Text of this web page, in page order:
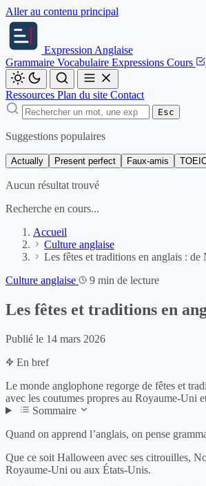
Aller au contenu principal
Expression Anglaise
Grammaire Vocabulaire Expressions Cours
Ressources Plan du site Contact
Esc
Suggestions populaires
Actually Present perfect Faux-amis
Aucun résultat trouvé
Recherche en cours...
Accueil
Culture anglaise
Les fêtes et traditions en anglais :
Culture anglaise
9 min de lecture
Les fêtes et traditions en
Publié le 14 mars 2026
En bref
Le monde anglophone regorge de fêtes et
avec les coutumes propres au Royaume-Uni
Sommaire
Quand on apprend l’anglais, on pense
Que ce soit Halloween avec ses citrouilles,
Royaume-Uni ou aux États-Unis.